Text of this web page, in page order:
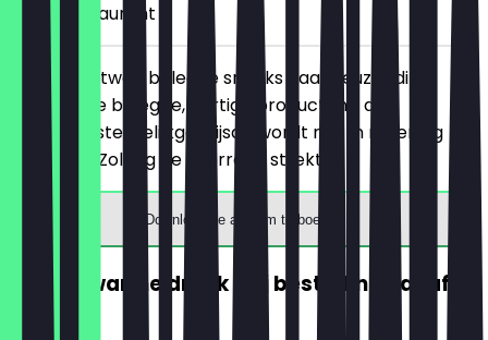
in het restaurant
Je bestelt twee belegde snacks naar keuze (dit
betreft alle belegde, hartige producten), de
goedkoopste/gelijkgeprijsde wordt niet in rekening
gebracht. Zolang de voorraad strekt!
Download de app om te boeken
GRATIS warme drank (bij besteding vanaf